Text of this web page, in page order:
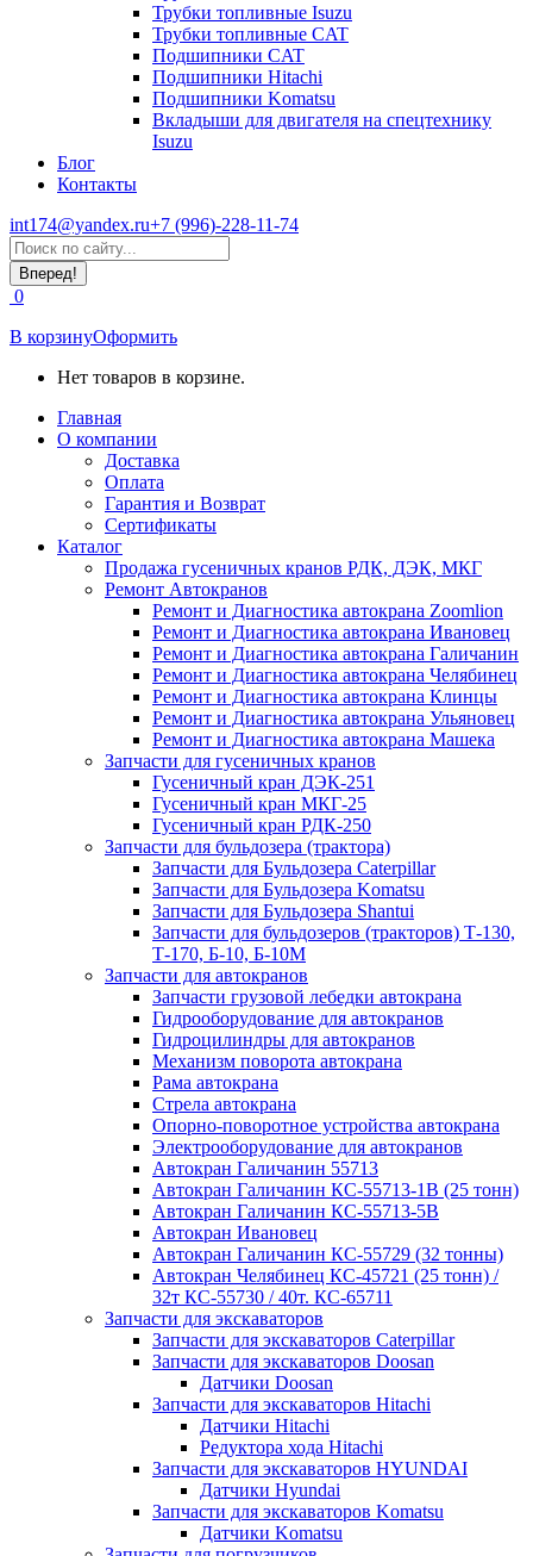
Трубки топливные Isuzu
Трубки топливные CAT
Подшипники CAT
Подшипники Hitachi
Подшипники Komatsu
Вкладыши для двигателя на спецтехнику
Isuzu
Блог
Контакты
int174@yandex.ru+7 (996)-228-11-74
Страница
WhatsApp
открывается
в
новом
окне
Поиск:
0
В корзинуОформить
Нет товаров в корзине.
Главная
О компании
Доставка
Оплата
Гарантия и Возврат
Сертификаты
Каталог
Продажа гусеничных кранов РДК, ДЭК, МКГ
Ремонт Автокранов
Ремонт и Диагностика автокрана Zoomlion
Ремонт и Диагностика автокрана Ивановец
Ремонт и Диагностика автокрана Галичанин
Ремонт и Диагностика автокрана Челябинец
Ремонт и Диагностика автокрана Клинцы
Ремонт и Диагностика автокрана Ульяновец
Ремонт и Диагностика автокрана Машека
Запчасти для гусеничных кранов
Гусеничный кран ДЭК-251
Гусеничный кран МКГ-25
Гусеничный кран РДК-250
Запчасти для бульдозера (трактора)
Запчасти для Бульдозера Caterpillar
Запчасти для Бульдозера Komatsu
Запчасти для Бульдозера Shantui
Запчасти для бульдозеров (тракторов) Т-130,
Т-170, Б-10, Б-10М
Запчасти для автокранов
Запчасти грузовой лебедки автокрана
Гидрооборудование для автокранов
Гидроцилиндры для автокранов
Механизм поворота автокрана
Рама автокрана
Стрела автокрана
Опорно-поворотное устройства автокрана
Электрооборудование для автокранов
Автокран Галичанин 55713
Автокран Галичанин КС-55713-1В (25 тонн)
Автокран Галичанин КС-55713-5В
Автокран Ивановец
Автокран Галичанин КС-55729 (32 тонны)
Автокран Челябинец КС-45721 (25 тонн) /
32т КС-55730 / 40т. КС-65711
Запчасти для экскаваторов
Запчасти для экскаваторов Caterpillar
Запчасти для экскаваторов Doosan
Датчики Doosan
Запчасти для экскаваторов Hitachi
Датчики Hitachi
Редуктора хода Hitachi
Запчасти для экскаваторов HYUNDAI
Датчики Hyundai
Запчасти для экскаваторов Komatsu
Датчики Komatsu